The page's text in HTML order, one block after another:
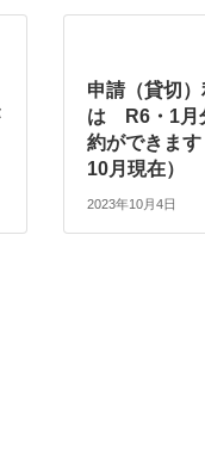
申請（貸切
は R6・1月
約ができます
10月現在）
2023年10月4日